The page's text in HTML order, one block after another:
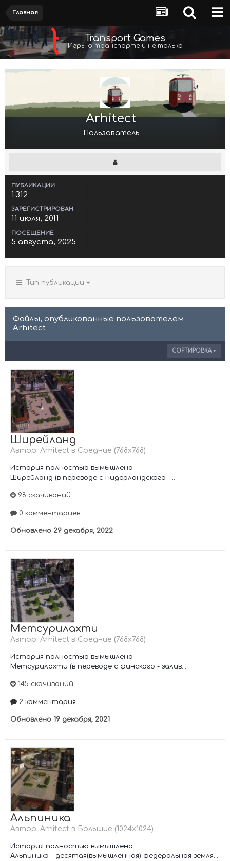
Главная
Transport Games
Игры о транспорте и не только
Arhitect
Пользователь
ПУБЛИКАЦИИ
1 312
ЗАРЕГИСТРИРОВАН
11 июля, 2011
ПОСЕЩЕНИЕ
5 августа, 2025
Тип публикации
Файлы, опубликованные пользователем
Arhitect
СОРТИРОВКА
Ширейланд
Автор: Arhitect в Средние (768х768)
История полностью вымышлена
Ширейланд (в переводе с нидерландского -...
98 скачиваний
0 комментариев
Обновлено 29 декабря, 2022
Метсурилахти
Автор: Arhitect в Средние (768х768)
История полностью вымышлена
Метсурилахти (в переводе с финского - залив...
145 скачиваний
2 комментария
Обновлено 19 декабря, 2021
Альпиника
Автор: Arhitect в Большие (1024х1024)
История полностью вымышлена
Альпиника - десятая(вымышленная) федеральная земля...